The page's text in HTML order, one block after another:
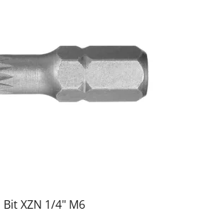
Bit XZN 1/4" M6